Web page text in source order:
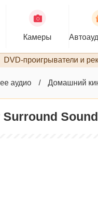
Камеры
DVD-проигрыватели и
аудио Домашний
Surround Sound